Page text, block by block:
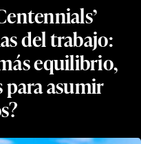
del trabajo:
equilibrio,
para asumir